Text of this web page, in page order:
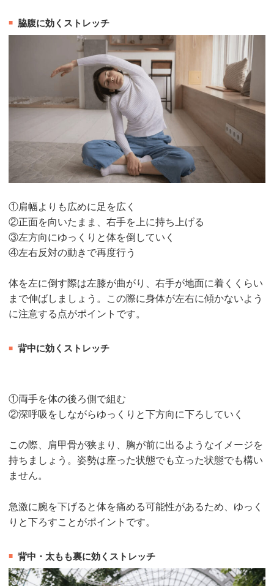
脇腹に効くストレッチ
①肩幅よりも広めに足を広く
②正面を向いたまま、右手を上に持ち上げる
③左方向にゆっくりと体を倒していく
④左右反対の動きで再度行う
体を左に倒す際は左膝が曲がり、右手が地面に着くくらい
まで伸ばしましょう。この際に身体が左右に傾かないよう
に注意する点がポイントです。
背中に効くストレッチ
①両手を体の後ろ側で組む
②深呼吸をしながらゆっくりと下方向に下ろしていく
この際、肩甲骨が狭まり、胸が前に出るようなイメージを
持ちましょう。姿勢は座った状態でも立った状態でも構い
ません。
急激に腕を下げると体を痛める可能性があるため、ゆっく
りと下ろすことがポイントです。
背中・太もも裏に効くストレッチ